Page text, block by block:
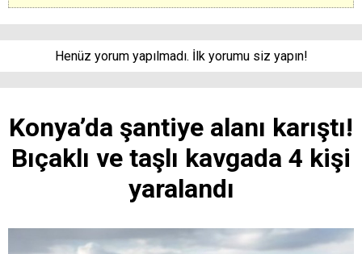
Henüz yorum yapılmadı. İlk yorumu siz yapın!
Konya’da şantiye alanı karıştı!
Bıçaklı ve taşlı kavgada 4 kişi
yaralandı